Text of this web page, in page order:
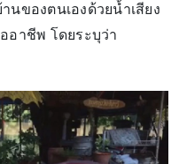
นของตนเองด้วยนํ้าเสียง
อาชีพ โดยระบุว่า